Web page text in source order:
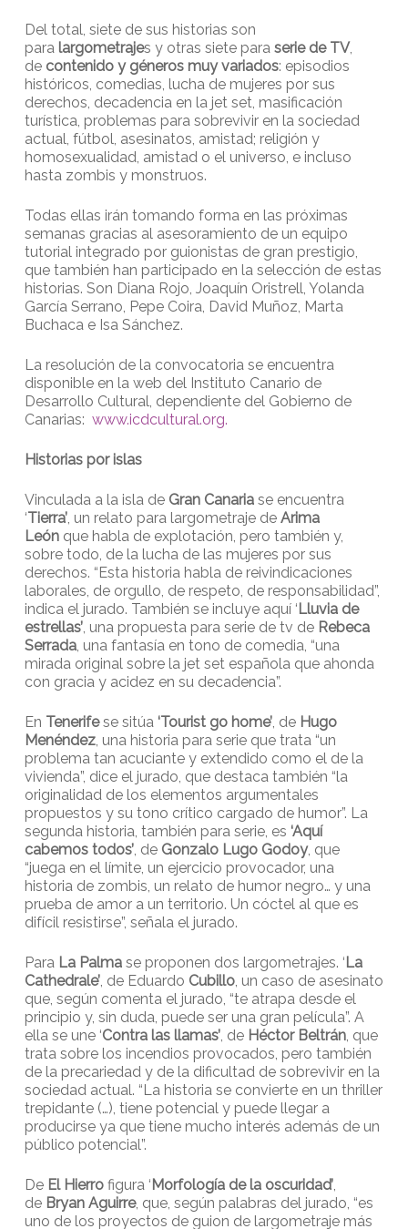
Del total, siete de sus historias son
para largometrajes y otras siete para serie de TV,
de contenido y géneros muy variados: episodios
históricos, comedias, lucha de mujeres por sus
derechos, decadencia en la jet set, masificación
turística, problemas para sobrevivir en la sociedad
actual, fútbol, asesinatos, amistad; religión y
homosexualidad, amistad o el universo, e incluso
hasta zombis y monstruos.
Todas ellas irán tomando forma en las próximas
semanas gracias al asesoramiento de un equipo
tutorial integrado por guionistas de gran prestigio,
que también han participado en la selección de estas
historias. Son Diana Rojo, Joaquín Oristrell, Yolanda
García Serrano, Pepe Coira, David Muñoz, Marta
Buchaca e Isa Sánchez.
La resolución de la convocatoria se encuentra
disponible en la web del Instituto Canario de
Desarrollo Cultural, dependiente del Gobierno de
Canarias: www.icdcultural.org.
Historias por islas
Vinculada a la isla de Gran Canariase encuentra
‘Tierra’, un relato para largometraje de Arima
Leónque habla de explotación, pero también y,
sobre todo, de la lucha de las mujeres por sus
derechos. “Esta historia habla de reivindicaciones
laborales, de orgullo, de respeto, de responsabilidad”,
indica el jurado. También se incluye aquí ‘ Lluvia de
estrellas’, una propuesta para serie de tv de Rebeca
Serrada, una fantasía en tono de comedia, “una
mirada original sobre la jet set española que ahonda
con gracia y acidez en su decadencia”.
En Tenerifese sitúa ‘Tourist go home’, de Hugo
Menéndez, una historia para serie que trata “un
problema tan acuciante y extendido como el de la
vivienda”, dice el jurado, que destaca también “la
originalidad de los elementos argumentales
propuestos y su tono crítico cargado de humor”. La
segunda historia, también para serie, es ‘Aquí
cabemos todos’, de Gonzalo Lugo Godoy, que
“juega en el límite, un ejercicio provocador, una
historia de zombis, un relato de humor negro… y una
prueba de amor a un territorio. Un cóctel al que es
difícil resistirse”, señala el jurado.
Para La Palmase proponen dos largometrajes. ‘ La
Cathedrale’, de Eduardo Cubillo, un caso de asesinato
que, según comenta el jurado, “te atrapa desde el
principio y, sin duda, puede ser una gran película”. A
ella se une ‘Contra las llamas’, de Héctor Beltrán, que
trata sobre los incendios provocados, pero también
de la precariedad y de la dificultad de sobrevivir en la
sociedad actual. “La historia se convierte en un thriller
trepidante (…), tiene potencial y puede llegar a
producirse ya que tiene mucho interés además de un
público potencial”.
De El Hierrofigura ‘ Morfología de la oscuridad’,
de Bryan Aguirre, que, según palabras del jurado, “es
uno de los proyectos de guion de largometraje más